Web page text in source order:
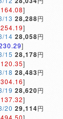
]
13 28,288円
]
14 28,058円
]
15 28,178円
]
18 28,483円
]
19 28,620円
]
20 29,114円
]